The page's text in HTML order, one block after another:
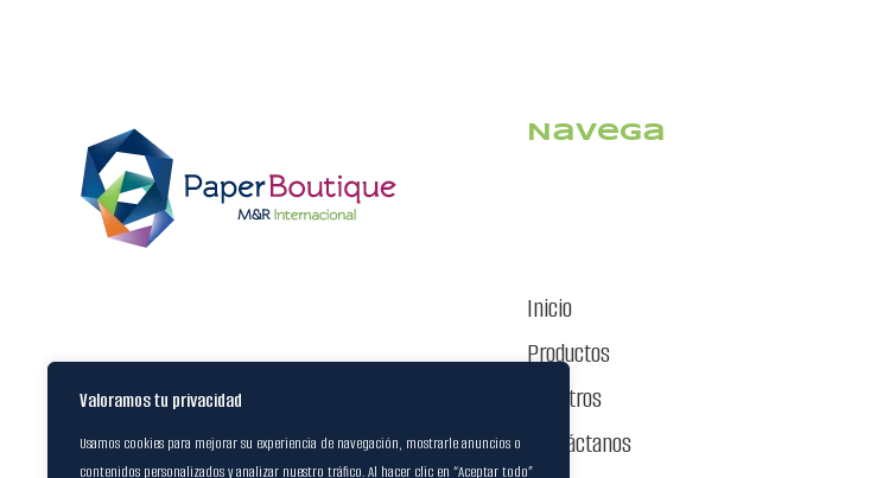
Valoramos tu privacidad
Usamos cookies para mejorar su experiencia de navegación, mostrarle anuncios o
contenidos personalizados y analizar nuestro tráfico. Al hacer clic en “Aceptar todo”
Navega
Inicio
Productos
Nosotros
Contáctanos